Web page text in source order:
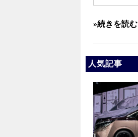
»続きを読む
人気記事